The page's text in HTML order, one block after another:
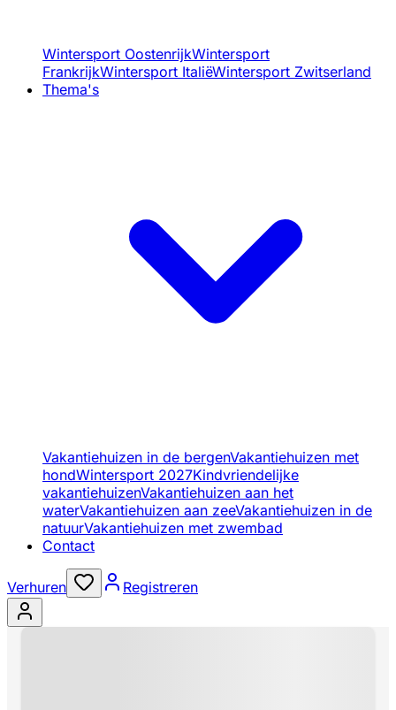
Wintersport OostenrijkWintersport
FrankrijkWintersport ItaliëWintersport Zwitserland
Thema's
Vakantiehuizen in de bergenVakantiehuizen met
hondWintersport 2027Kindvriendelijke
vakantiehuizenVakantiehuizen aan het
waterVakantiehuizen aan zeeVakantiehuizen in de
natuurVakantiehuizen met zwembad
Contact
Verhuren Registreren